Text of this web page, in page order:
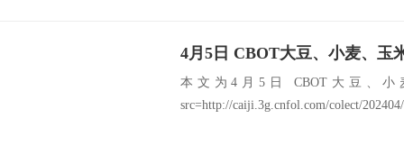
4月5日 CBOT大豆、小麦、玉
本文为4月5日 CBOT大豆、
src=http://caiji.3g.cnfol.com/colect/